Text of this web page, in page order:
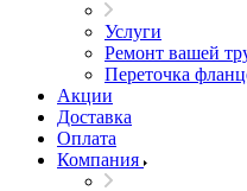
Услуги
Ремонт вашей
Переточка
Акции
Доставка
Оплата
Компания